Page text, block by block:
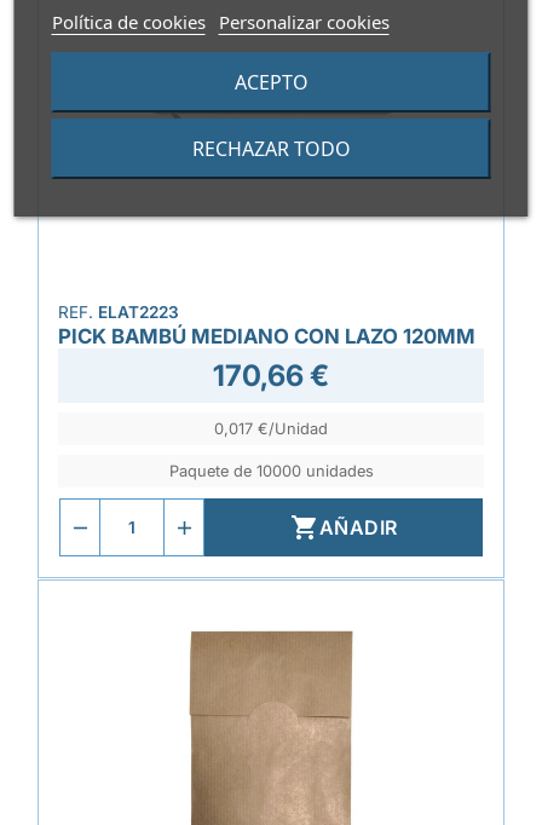
Política de cookies Personalizar cookies
RECHAZAR TODO
ACEPTO
REF. ELAT2223
PICK BAMBÚ MEDIANO CON LAZO 120MM
170,66 €
0,017 €/Unidad
Paquete de 10000 unidades
AÑADIR